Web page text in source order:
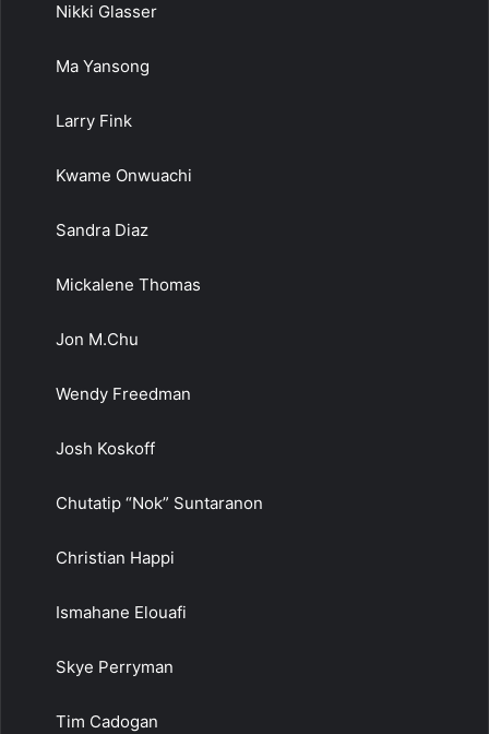
Nikki Glasser
Ma Yansong
Larry Fink
Kwame Onwuachi
Sandra Diaz
Mickalene Thomas
Jon M.Chu
Wendy Freedman
Josh Koskoff
Chutatip “Nok” Suntaranon
Christian Happi
Ismahane Elouafi
Skye Perryman
Tim Cadogan